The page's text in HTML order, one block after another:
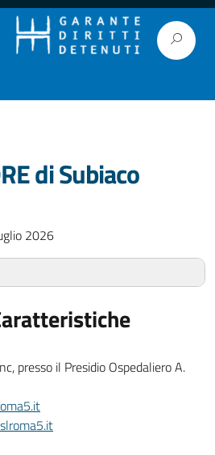
di Subiaco
2026
presso il Presidio Ospedaliero A.